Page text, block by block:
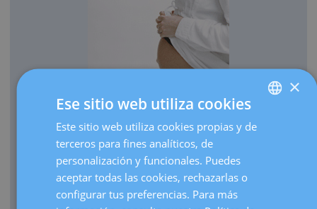
Cada año traemos al mundo más de 3.000 bebés.
Realizamos más de 30.000 ecografías de embarazo al
Como centro de referencia, hacemos más de 3.000
SPANISH
×
Ese sitio web utiliza cookies
Este sitio web utiliza cookies propias y de
terceros para fines analíticos, de
personalización y funcionales. Puedes
aceptar todas las cookies, rechazarlas o
configurar tus preferencias. Para más